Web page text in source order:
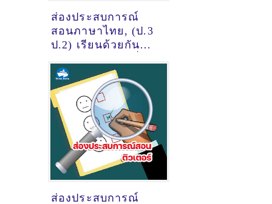
ส่องประสบการณ์
สอนภาษาไทย, (ป.3
ป.2) เรียนด้วยกัน
แบมแบม ณัฏฐากร
มั่งมีดี @ตำบลคูบาง
หลวง อำเภอ
ลาดหลุมแก้ว
ส่องประสบการณ์